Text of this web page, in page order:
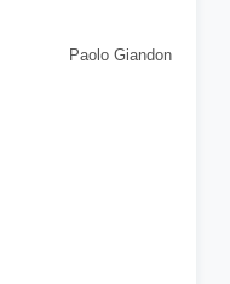
Paolo Giandon